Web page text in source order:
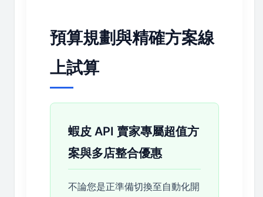
預算規劃與精確方案線
上試算
蝦皮 API 賣家專屬超值方
案與多店整合優惠
不論您是正準備切換至自動化開